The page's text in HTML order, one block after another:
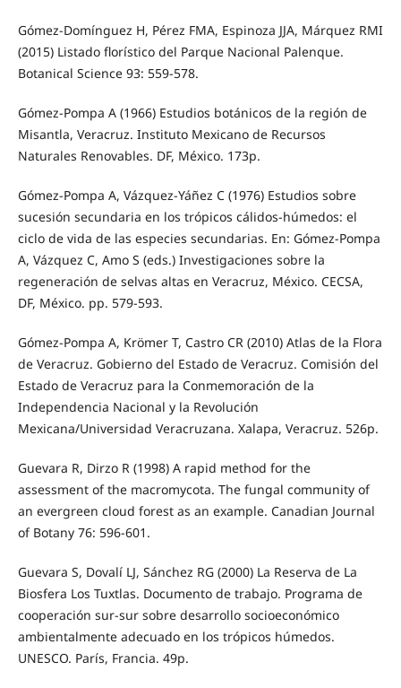
Gómez-Domínguez H, Pérez FMA, Espinoza JJA, Márquez RMI
(2015) Listado florístico del Parque Nacional Palenque.
Botanical Science 93: 559-578.
Gómez-Pompa A (1966) Estudios botánicos de la región de
Misantla, Veracruz. Instituto Mexicano de Recursos
Naturales Renovables. DF, México. 173p.
Gómez-Pompa A, Vázquez-Yáñez C (1976) Estudios sobre
sucesión secundaria en los trópicos cálidos-húmedos: el
ciclo de vida de las especies secundarias. En: Gómez-Pompa
A, Vázquez C, Amo S (eds.) Investigaciones sobre la
regeneración de selvas altas en Veracruz, México. CECSA,
DF, México. pp. 579-593.
Gómez-Pompa A, Krömer T, Castro CR (2010) Atlas de la Flora
de Veracruz. Gobierno del Estado de Veracruz. Comisión del
Estado de Veracruz para la Conmemoración de la
Independencia Nacional y la Revolución
Mexicana/Universidad Veracruzana. Xalapa, Veracruz. 526p.
Guevara R, Dirzo R (1998) A rapid method for the
assessment of the macromycota. The fungal community of
an evergreen cloud forest as an example. Canadian Journal
of Botany 76: 596-601.
Guevara S, Dovalí LJ, Sánchez RG (2000) La Reserva de La
Biosfera Los Tuxtlas. Documento de trabajo. Programa de
cooperación sur-sur sobre desarrollo socioeconómico
ambientalmente adecuado en los trópicos húmedos.
UNESCO. París, Francia. 49p.